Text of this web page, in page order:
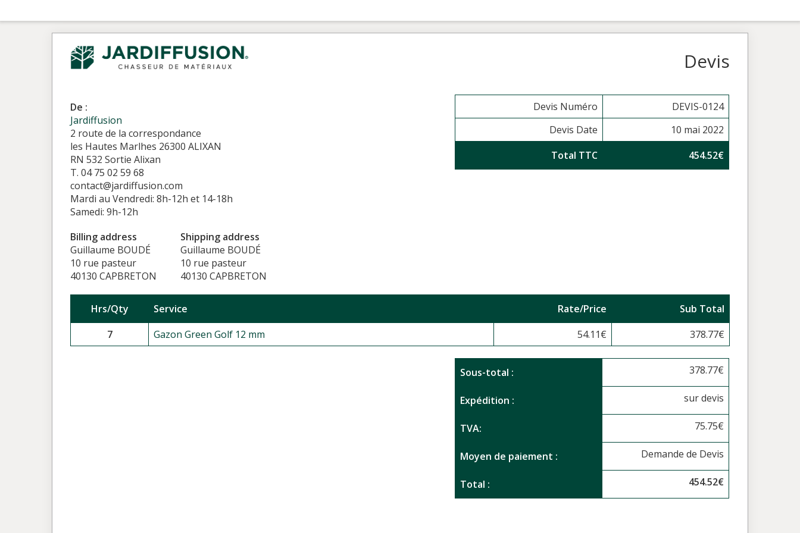
Devis
De :
Jardiffusion
2 route de la correspondance
les Hautes Marlhes 26300 ALIXAN
RN 532 Sortie Alixan
T. 04 75 02 59 68
contact@jardiffusion.com
Mardi au Vendredi: 8h-12h et 14-18h
Samedi: 9h-12h
Devis Numéro
DEVIS-0124
Devis Date
10 mai 2022
Total TTC
454.52€
Billing address
Guillaume BOUDÉ
10 rue pasteur
40130 CAPBRETON
Shipping address
Guillaume BOUDÉ
10 rue pasteur
40130 CAPBRETON
Hrs/Qty Service Rate/Price
Sub Total
7
Gazon Green Golf 12 mm 54.11€ 378.77€
Sous-total : 378.77€
Expédition : sur devis
TVA: 75.75€
Moyen de paiement : Demande de Devis
Total : 454.52€